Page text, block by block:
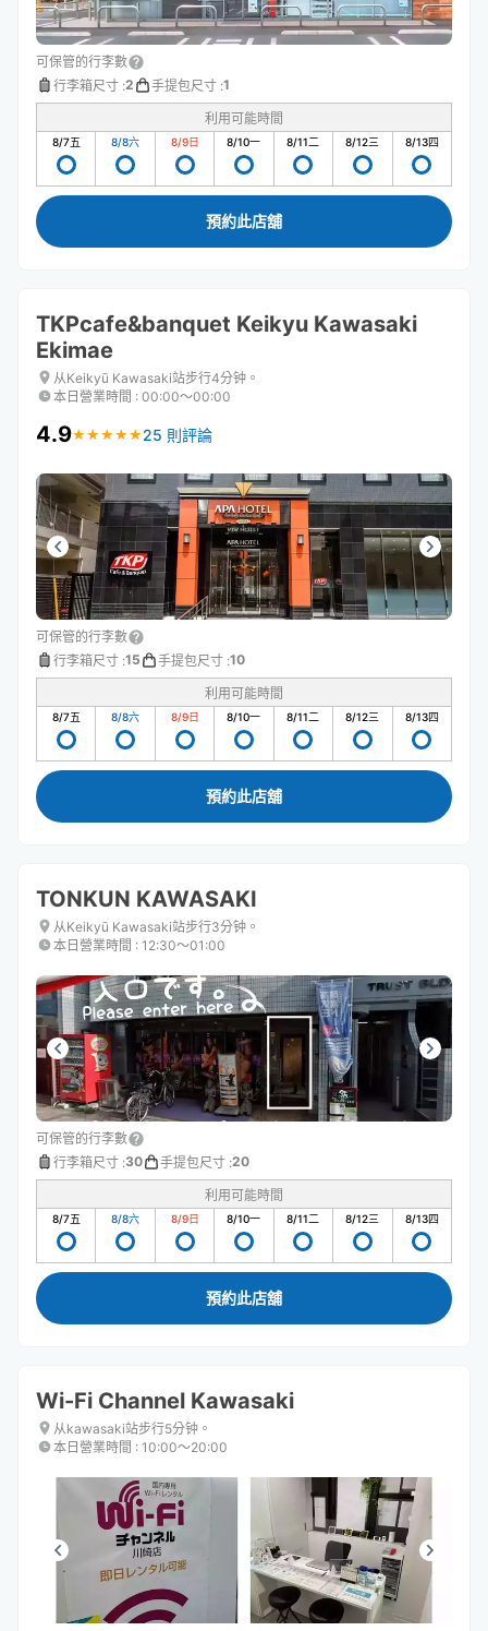
可保管的行李數
行李箱尺寸 :2 手提包尺寸 :1
利用可能時間
8/7五 8/8六 8/9日 8/10一 8/11二 8/12三 8/13四
預約此店舖
TKPcafe&banquet Keikyu Kawasaki
Ekimae
从Keikyū Kawasaki站步行4分钟。
本日營業時間 : 00:00〜00:00
4.9★ ★ ★ ★ ★
★ ★ ★ ★ ★ 25 則評論
可保管的行李數
行李箱尺寸 :15 手提包尺寸 :10
利用可能時間
8/7五 8/8六 8/9日 8/10一 8/11二 8/12三 8/13四
預約此店舖
TONKUN KAWASAKI
从Keikyū Kawasaki站步行3分钟。
本日營業時間 : 12:30〜01:00
可保管的行李數
行李箱尺寸 :30 手提包尺寸 :20
利用可能時間
8/7五 8/8六 8/9日 8/10一 8/11二 8/12三 8/13四
預約此店舖
Wi-Fi Channel Kawasaki
从kawasaki站步行5分钟。
本日營業時間 : 10:00〜20:00